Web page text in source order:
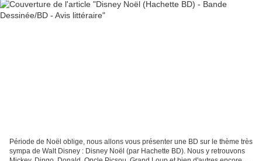
Période de Noël oblige, nous allons vous présenter une BD sur le thème très
sympa de Walt Disney : Disney Noël (par Hachette BD). Nous y retrouvons